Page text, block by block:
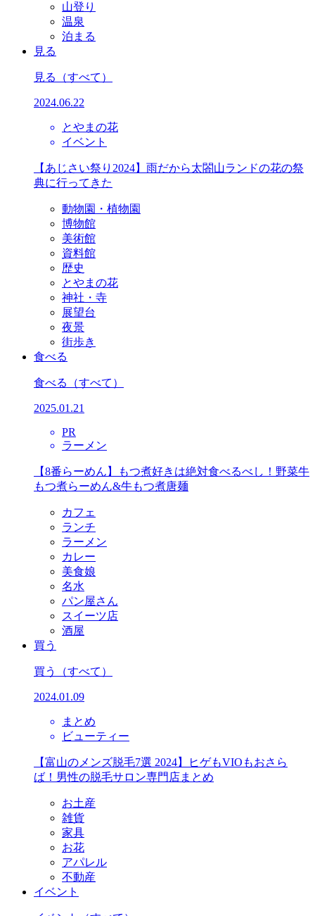
山登り
温泉
泊まる
見る
見る （すべて）
2024.06.22
とやまの花
イベント
【あじさい祭り2024】雨だから太閤山ランドの花の祭
典に行ってきた
動物園・植物園
博物館
美術館
資料館
歴史
とやまの花
神社・寺
展望台
夜景
街歩き
食べる
食べる （すべて）
2025.01.21
PR
ラーメン
【8番らーめん】もつ煮好きは絶対食べるべし！野菜牛
もつ煮らーめん&牛もつ煮唐麺
カフェ
ランチ
ラーメン
カレー
美食娘
名水
パン屋さん
スイーツ店
酒屋
買う
買う （すべて）
2024.01.09
まとめ
ビューティー
【富山のメンズ脱毛7選 2024】ヒゲもVIOもおさら
ば！男性の脱毛サロン専門店まとめ
お土産
雑貨
家具
お花
アパレル
不動産
イベント